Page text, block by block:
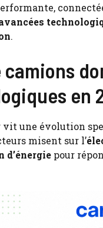
.
camions
en
une évolution
misent sur l’
d’énergie pour